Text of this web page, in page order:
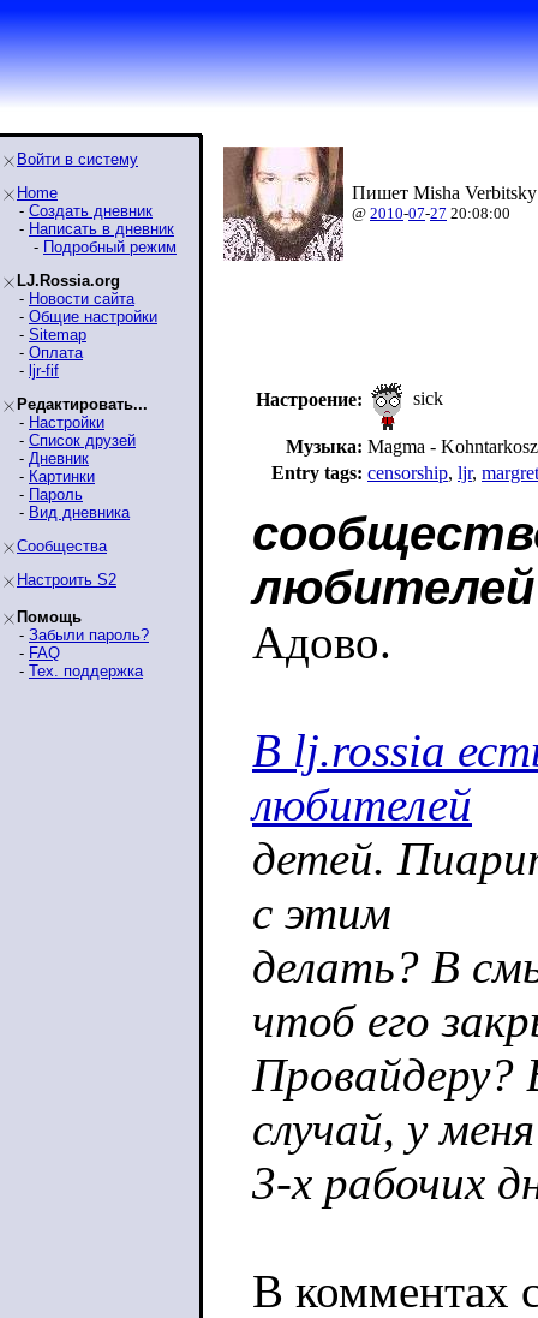
Войти в систему
Home
- Создать дневник
- Написать в дневник
- Подробный режим
LJ.Rossia.org
- Новости сайта
- Общие настройки
- Sitemap
- Оплата
- ljr-fif
Редактировать...
- Настройки
- Список друзей
- Дневник
- Картинки
- Пароль
- Вид дневника
Сообщества
Настроить S2
Помощь
- Забыли пароль?
- FAQ
- Тех. поддержка
Пишет Misha
@ 2010-07-27 20:08:00
Настроение: sick
Музыка: Magma -
Entry tags: censorship, ljr,
Адово.
В lj.rossia
любителей
детей.
с этим
делать? В
чтоб его
Провайдеру?
случай, у
3-х рабочих
В комментах